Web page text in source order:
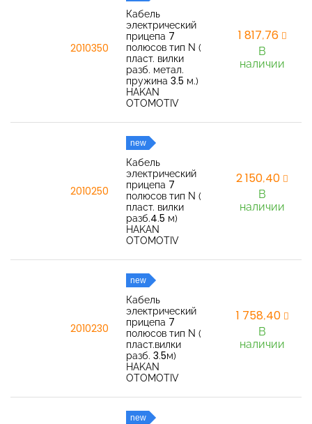
2010350
Кабель
электрический
прицепа 7
полюсов тип N (
пласт. вилки
разб. метал.
пружина 3.5 м.)
HAKAN
OTOMOTIV
1 817,76
В
наличии
2010250
new
Кабель
электрический
прицепа 7
полюсов тип N (
пласт. вилки
разб.4.5 м)
HAKAN
OTOMOTIV
2 150,40
В
наличии
2010230
new
Кабель
электрический
прицепа 7
полюсов тип N (
пласт.вилки
разб. 3.5м)
HAKAN
OTOMOTIV
1 758,40
В
наличии
new